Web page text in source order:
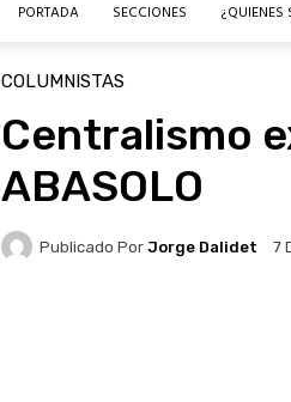
PORTADA SECCIONES ¿QUIENES
COLUMNISTAS
Centralismo
ABASOLO
Publicado Por Jorge Dalidet 7